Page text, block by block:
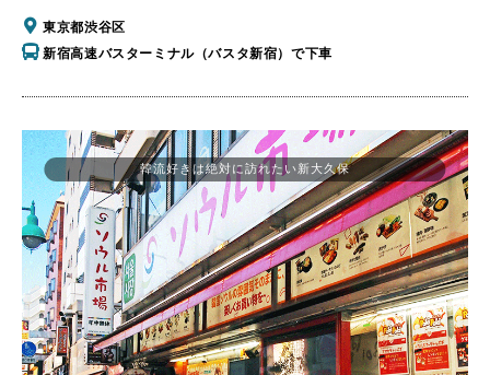
東京都渋谷区
新宿高速バスターミナル（バスタ新宿）で下車
韓流好きは絶対に訪れたい新大久保